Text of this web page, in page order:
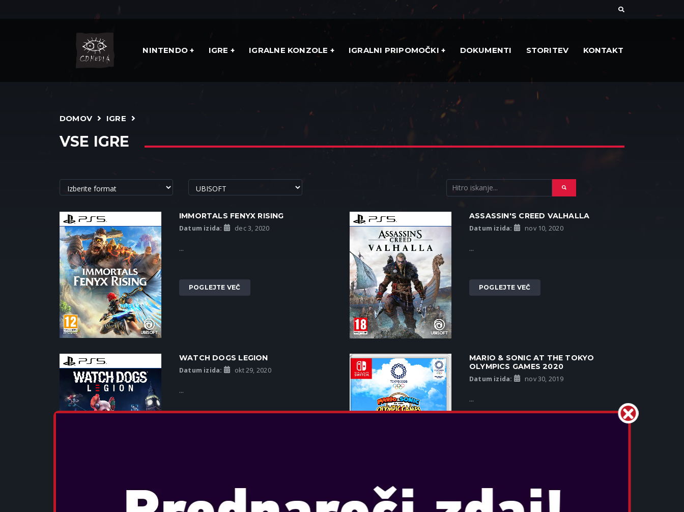
NINTENDO IGRE IGRALNE KONZOLE IGRALNI PRIPOMOČKI DOKUMENTI STORITEV KONTAKT
DOMOV IGRE
VSE IGRE
IMMORTALS FENYX RISING
Datum izida: dec 3, 2020
...
POGLEJTE VEČ
ASSASSIN'S CREED VALHALLA
Datum izida: nov 10, 2020
...
POGLEJTE VEČ
WATCH DOGS LEGION
Datum izida: okt 29, 2020
...
MARIO & SONIC AT THE TOKYO
OLYMPICS GAMES 2020
Datum izida: nov 30, 2019
...